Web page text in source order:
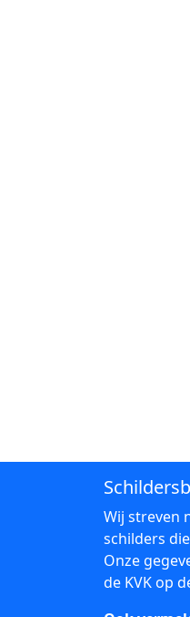
Wij streven
schilders
Onze
de KVK op